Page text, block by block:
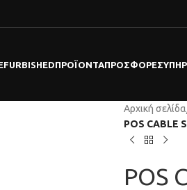
ΠΡΟΪΌΝΤΑΠΡΟΣΦΟΡΕΣ
Αρχική σελίδα
POS CABLE
POS